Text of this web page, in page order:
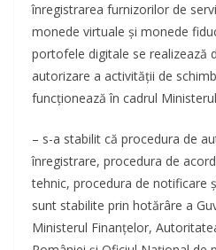
înregistrarea furnizorilor de
monede virtuale și monede
portofele digitale se realizează
autorizare a activității de
funcționează în cadrul
– s-a stabilit că procedura de
înregistrare, procedura de
tehnic, procedura de notificare
sunt stabilite prin hotărâre a
Ministerul Finanțelor,